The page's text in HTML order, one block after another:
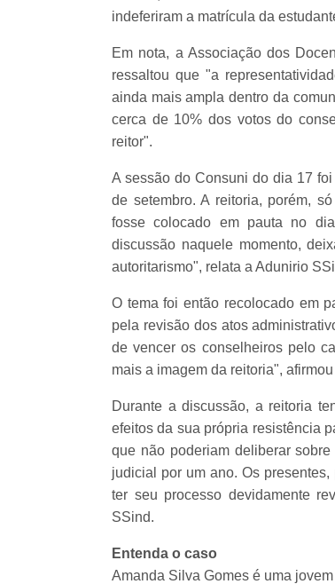
indeferiram a matrícula da
Em nota, a Associação dos
ressaltou que "a
ainda mais ampla dentro da
cerca de 10% dos votos do
reitor".
A sessão do Consuni do dia 17
de setembro. A reitoria, porém,
fosse colocado em pauta no
discussão naquele momento,
autoritarismo", relata a Adunirio
O tema foi então recolocado em
pela revisão dos atos
de vencer os conselheiros pelo
mais a imagem da reitoria",
Durante a discussão, a reitoria
efeitos da sua própria resistência
que não poderiam deliberar
judicial por um ano. Os
ter seu processo devidamente
SSind.
Entenda o caso
Amanda Silva Gomes é uma